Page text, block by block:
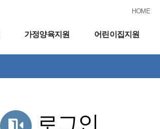
HOME
가정양육지원 어린이집지원
로그인